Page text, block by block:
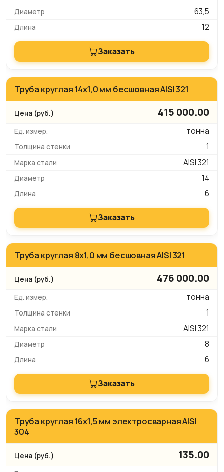
63,5
12
Заказать
Труба круглая 14х1,0 мм бесшовная AISI 321
415 000.00
тонна
1
AISI 321
14
6
Заказать
Труба круглая 8х1,0 мм бесшовная AISI 321
476 000.00
тонна
1
AISI 321
8
6
Заказать
Труба круглая 16х1,5 мм электросварная AISI
304
135.00